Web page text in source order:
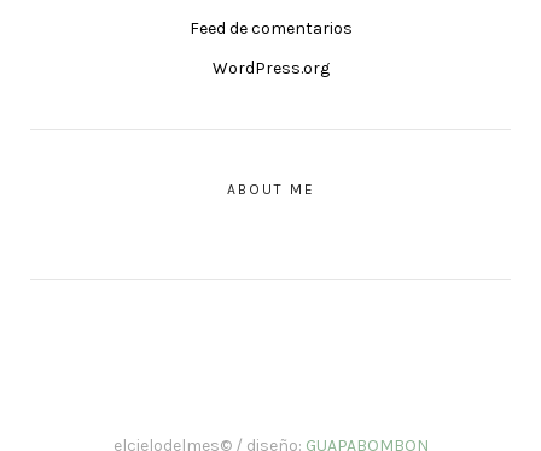
Feed de comentarios
WordPress.org
ABOUT ME
elcielodelmes© / diseño: GUAPABOMBON